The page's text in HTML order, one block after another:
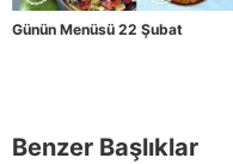
Günün Menüsü 22 Şubat
Benzer Başlıklar